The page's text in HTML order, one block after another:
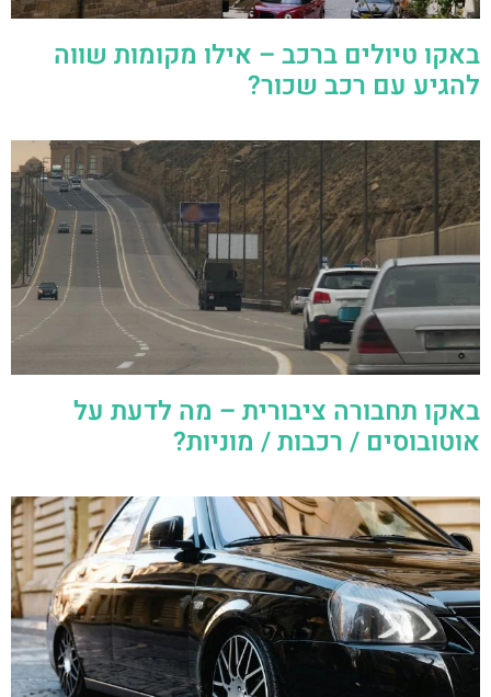
באקו טיולים ברכב – אילו מקומות שווה
להגיע עם רכב שכור?
באקו תחבורה ציבורית – מה לדעת על
אוטובוסים / רכבות / מוניות?